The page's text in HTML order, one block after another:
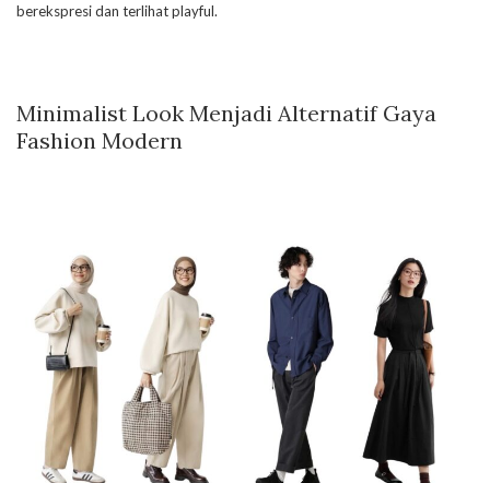
berekspresi dan terlihat playful.
Minimalist Look Menjadi Alternatif Gaya
Fashion Modern